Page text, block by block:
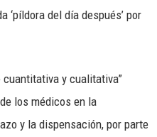
‘píldora del día después’ por
y cualitativa”
los médicos en la
y la dispensación, por parte